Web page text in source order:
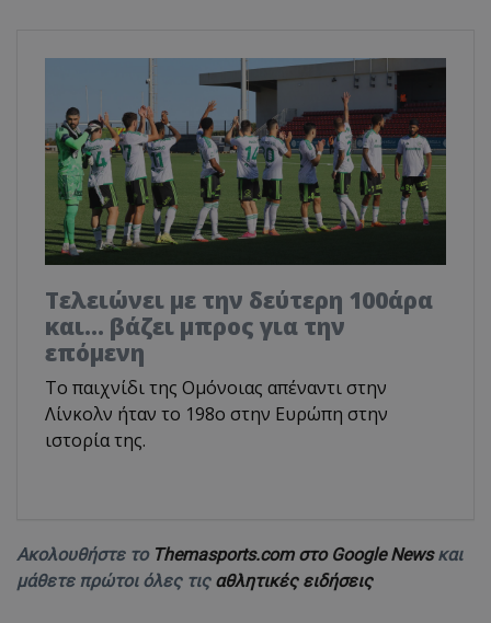
Τελειώνει με την δεύτερη 100άρα
και... βάζει μπρος για την
επόμενη
To παιχνίδι της Ομόνοιας απέναντι στην
Λίνκολν ήταν το 198ο στην Ευρώπη στην
ιστορία της.
Ακολουθήστε το Themasports.com στο Google Newsκαι
μάθετε πρώτοι όλες τις αθλητικές ειδήσεις